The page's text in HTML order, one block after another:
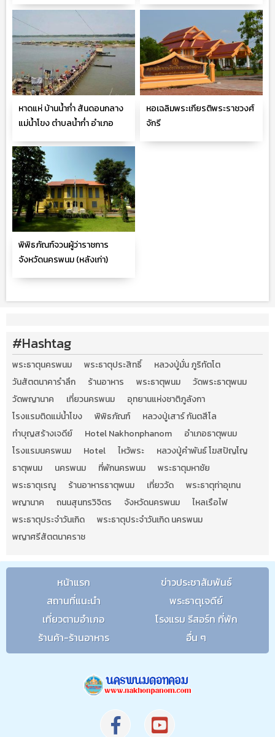
หาดแห่ บ้านน้ำก่ำ สันดอนกลาง
แม่น้ำโขง ตำบลน้ำก่ำ อำเภอ
หอเฉลิมพระเกียรติพระราชวงศ์
จักรี
พิพิธภัณฑ์จวนผู้ว่าราชการ
จังหวัดนครพนม (หลังเก่า)
#Hashtag
พระธาตุนครพนม พระธาตุประสิทธิ์
หลวงปู่มั่น ภูริทัตโต
วันสัตตนาคารำลึก
ร้านอาหาร พระธาตุพนม
วัดพระธาตุพนม
วัดพญานาค
เที่ยวนครพนม
อุทยานแห่งชาติภูลังกา
โรงแรมติดแม่น้ำโขง
พิพิธภัณฑ์
หลวงปู่เสาร์ กันตสีโล
ทำบุญสร้างเจดีย์
Hotel Nakhonphanom
อำเภอธาตุพนม
โรงแรมนครพนม
Hotel ไหว้พระ
หลวงปู่คำพันธ์ โฆสปัญโญ
ธาตุพนม
นครพนม ที่พักนครพนม
พระธาตุมหาชัย
พระธาตุเรณู
ร้านอาหารธาตุพนม เที่ยววัด
พระธาตุท่าอุเทน
พญานาค
ถนนสุนทรวิจิตร จังหวัดนครพนม
ไหลเรือไฟ
พระธาตุประจำวันเกิด
พระธาตุประจำวันเกิด นครพนม
พญาศรีสัตตนาคราช
หน้าแรก
ข่าวประชาสัมพันธ์
สถานที่แนะนำ
พระธาตุเจดีย์
เที่ยวตามอำเภอ
โรงแรม รีสอร์ท ที่พัก
ร้านค้า-ร้านอาหาร
อื่น ๆ